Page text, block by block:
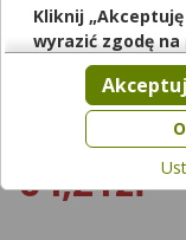
lek na receptę|
od
Wybierz odpłatność
64,21zł
Kliknij
wyrazić zgodę
partnerów
Pamiętaj, że
zgodę możesz w
zgodę na
celach. Jeżeli
przeprowadzić